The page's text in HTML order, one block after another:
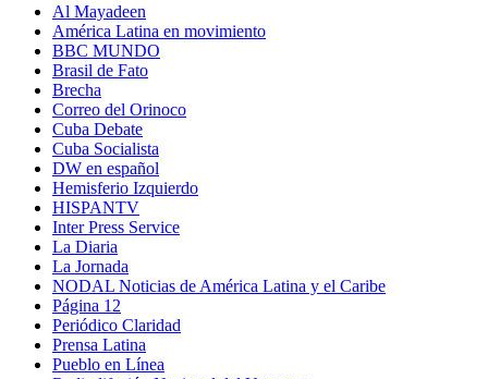
Al Mayadeen
América Latina en movimiento
BBC MUNDO
Brasil de Fato
Brecha
Correo del Orinoco
Cuba Debate
Cuba Socialista
DW en español
Hemisferio Izquierdo
HISPANTV
Inter Press Service
La Diaria
La Jornada
NODAL Noticias de América Latina y el Caribe
Página 12
Periódico Claridad
Prensa Latina
Pueblo en Línea